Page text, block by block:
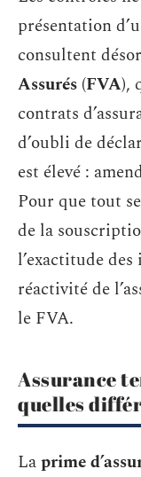
présentation
consultent
Assurés (FVA),
contrats
d’oubli de
est élevé :
Pour que tout
de la
l’exactitude
réactivité de
le FVA.
Assurance
quelles
Laprime